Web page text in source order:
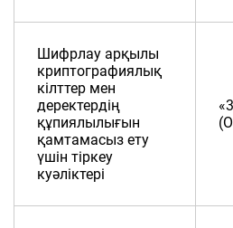
Шифрлау арқылы
криптографиялық
кілттер мен
деректердің
құпиялылығын
қамтамасыз ету
үшін тіркеу
куәліктері